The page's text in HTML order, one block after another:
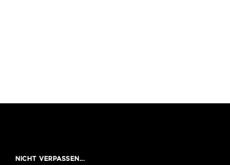
NICHT VERPASSEN...